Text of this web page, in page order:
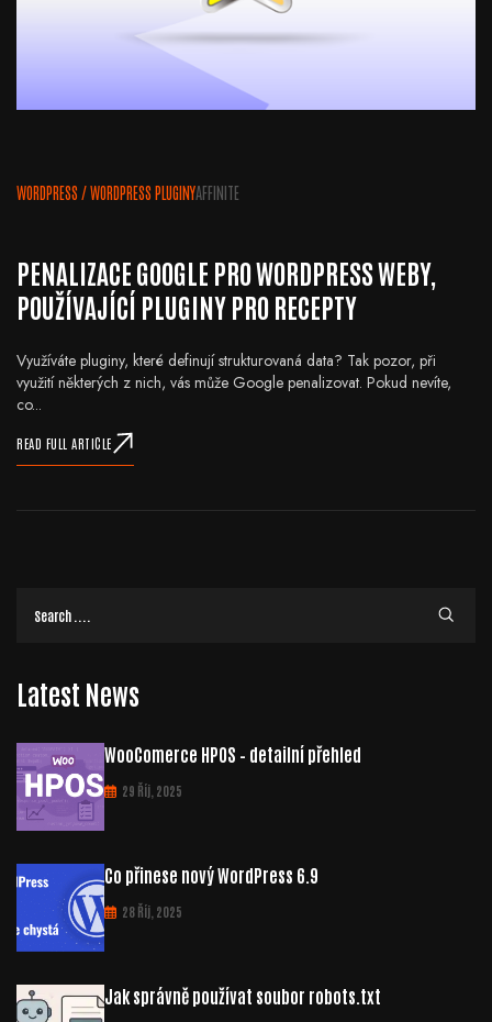
WORDPRESS /WORDPRESS PLUGINYAFFINITE
PENALIZACE GOOGLE PRO WORDPRESS WEBY,
POUŽÍVAJÍCÍ PLUGINY PRO RECEPTY
Využíváte pluginy, které definují strukturovaná data? Tak pozor, při
využití některých z nich, vás může Google penalizovat. Pokud nevíte,
co...
READ FULL ARTICLE
Latest News
WooComerce HPOS – detailní přehled
29 Říj, 2025
Co přinese nový WordPress 6.9
28 Říj, 2025
Jak správně používat soubor robots.txt